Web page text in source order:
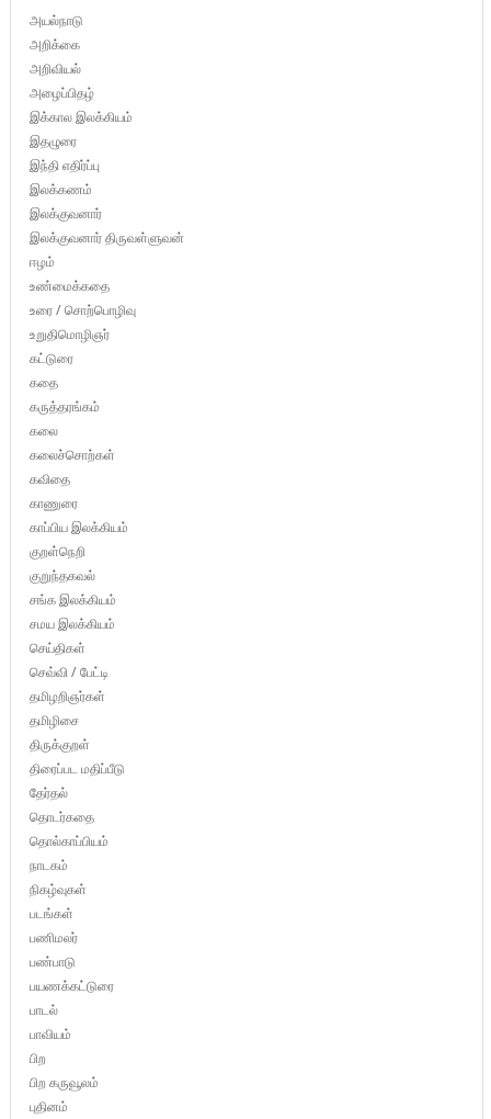
அயல்நாடு
அறிக்கை
அறிவியல்
அழைப்பிதழ்
இக்கால இலக்கியம்
இதழுரை
இந்தி எதிர்ப்பு
இலக்கணம்
இலக்குவனார்
இலக்குவனார் திருவள்ளுவன்
ஈழம்
உண்மைக்கதை
உரை / சொற்பொழிவு
உறுதிமொழிஞர்
கட்டுரை
கதை
கருத்தரங்கம்
கலை
கலைச்சொற்கள்
கவிதை
காணுரை
காப்பிய இலக்கியம்
குறள்நெறி
குறுந்தகவல்
சங்க இலக்கியம்
சமய இலக்கியம்
செய்திகள்
செவ்வி / பேட்டி
தமிழறிஞர்கள்
தமிழிசை
திருக்குறள்
திரைப்பட மதிப்பீடு
தேர்தல்
தொடர்கதை
தொல்காப்பியம்
நாடகம்
நிகழ்வுகள்
படங்கள்
பணிமலர்
பண்பாடு
பயணக்கட்டுரை
பாடல்
பாவியம்
பிற
பிற கருவூலம்
புதினம்